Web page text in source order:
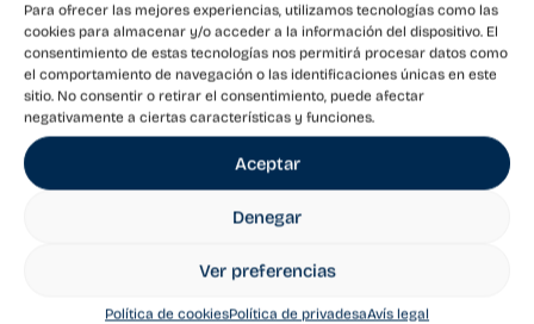
Para ofrecer las mejores experiencias, utilizamos tecnologías como las
cookies para almacenar y/o acceder a la información del dispositivo. El
consentimiento de estas tecnologías nos permitirá procesar datos como
el comportamiento de navegación o las identificaciones únicas en este
sitio. No consentir o retirar el consentimiento, puede afectar
negativamente a ciertas características y funciones.
Aceptar
Denegar
Ver preferencias
Política de cookiesPolítica de privadesaAvís legal